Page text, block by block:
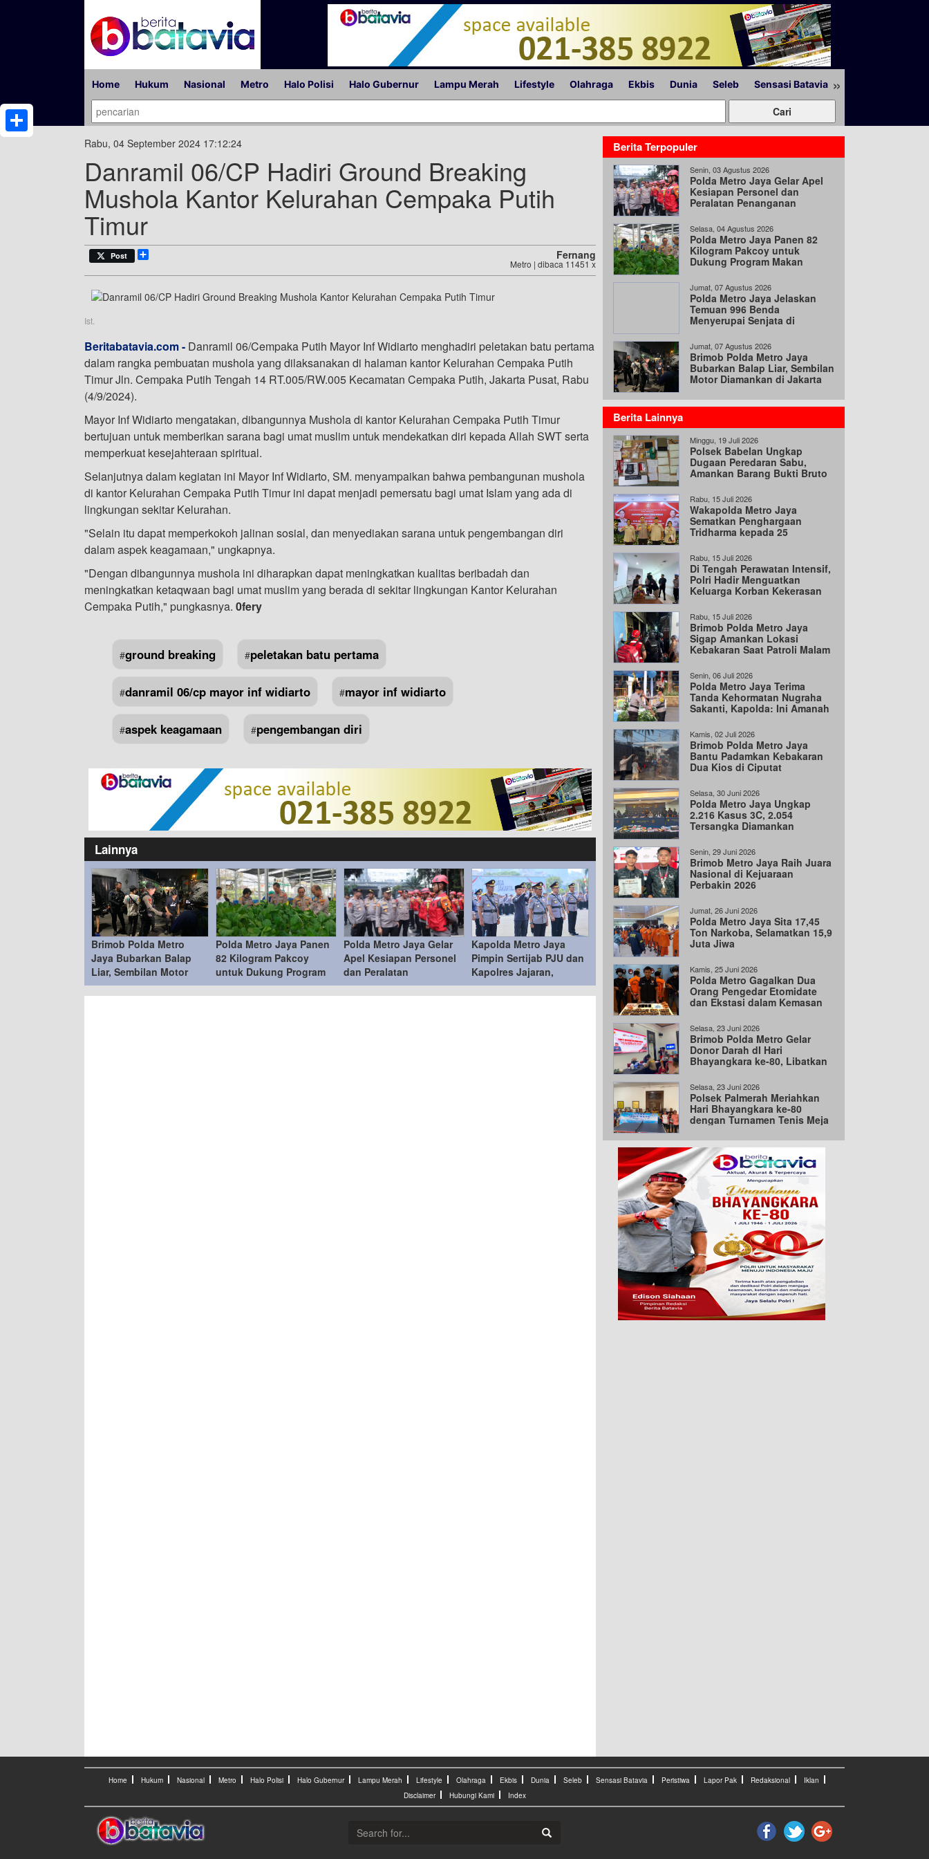
Home Hukum Nasional Metro Halo Polisi Halo Gubernur Lampu Merah Lifestyle Olahraga Ekbis Dunia Seleb Sensasi Batavia »
Rabu, 04 September 2024 17:12:24
Danramil 06/CP Hadiri Ground Breaking
Mushola Kantor Kelurahan Cempaka Putih
Timur
Post Fernang
Metro | dibaca 11451 x
Ist.
Beritabatavia.com - Danramil 06/Cempaka Putih Mayor Inf Widiarto menghadiri peletakan batu pertama
dalam rangka pembuatan mushola yang dilaksanakan di halaman kantor Kelurahan Cempaka Putih
Timur Jln. Cempaka Putih Tengah 14 RT.005/RW.005 Kecamatan Cempaka Putih, Jakarta Pusat, Rabu
(4/9/2024).
Mayor Inf Widiarto mengatakan, dibangunnya Mushola di kantor Kelurahan Cempaka Putih Timur
bertujuan untuk memberikan sarana bagi umat muslim untuk mendekatkan diri kepada Allah SWT serta
memperkuat kesejahteraan spiritual.
Selanjutnya dalam kegiatan ini Mayor Inf Widiarto, SM. menyampaikan bahwa pembangunan mushola
di kantor Kelurahan Cempaka Putih Timur ini dapat menjadi pemersatu bagi umat Islam yang ada di
lingkungan sekitar Kelurahan.
"Selain itu dapat memperkokoh jalinan sosial, dan menyediakan sarana untuk pengembangan diri
dalam aspek keagamaan," ungkapnya.
"Dengan dibangunnya mushola ini diharapkan dapat meningkatkan kualitas beribadah dan
meningkatkan ketaqwaan bagi umat muslim yang berada di sekitar lingkungan Kantor Kelurahan
Cempaka Putih," pungkasnya. 0fery
Share
#ground breaking #peletakan batu pertama
#danramil 06/cp mayor inf widiarto #mayor inf widiarto
#aspek keagamaan #pengembangan diri
Lainnya
Brimob Polda Metro
Jaya Bubarkan Balap
Liar, Sembilan Motor
Diamankan di Jakarta
Timur
Polda Metro Jaya Panen
82 Kilogram Pakcoy
untuk Dukung Program
Makan Bergizi Gratis
Polda Metro Jaya Gelar
Apel Kesiapan Personel
dan Peralatan
Penanganan Bencana
Kapolda Metro Jaya
Pimpin Sertijab PJU dan
Kapolres Jajaran,
Penyegaran Organisasi
Berita Terpopuler
Senin, 03 Agustus 2026
Polda Metro Jaya Gelar Apel
Kesiapan Personel dan
Peralatan Penanganan
Selasa, 04 Agustus 2026
Polda Metro Jaya Panen 82
Kilogram Pakcoy untuk
Dukung Program Makan
Jumat, 07 Agustus 2026
Polda Metro Jaya Jelaskan
Temuan 996 Benda
Menyerupai Senjata di
Jumat, 07 Agustus 2026
Brimob Polda Metro Jaya
Bubarkan Balap Liar, Sembilan
Motor Diamankan di Jakarta
Berita Lainnya
Minggu, 19 Juli 2026
Polsek Babelan Ungkap
Dugaan Peredaran Sabu,
Amankan Barang Bukti Bruto
Rabu, 15 Juli 2026
Wakapolda Metro Jaya
Sematkan Penghargaan
Tridharma kepada 25
Rabu, 15 Juli 2026
Di Tengah Perawatan Intensif,
Polri Hadir Menguatkan
Keluarga Korban Kekerasan
Rabu, 15 Juli 2026
Brimob Polda Metro Jaya
Sigap Amankan Lokasi
Kebakaran Saat Patroli Malam
Senin, 06 Juli 2026
Polda Metro Jaya Terima
Tanda Kehormatan Nugraha
Sakanti, Kapolda: Ini Amanah
Kamis, 02 Juli 2026
Brimob Polda Metro Jaya
Bantu Padamkan Kebakaran
Dua Kios di Ciputat
Selasa, 30 Juni 2026
Polda Metro Jaya Ungkap
2.216 Kasus 3C, 2.054
Tersangka Diamankan
Senin, 29 Juni 2026
Brimob Metro Jaya Raih Juara
Nasional di Kejuaraan
Perbakin 2026
Jumat, 26 Juni 2026
Polda Metro Jaya Sita 17,45
Ton Narkoba, Selamatkan 15,9
Juta Jiwa
Kamis, 25 Juni 2026
Polda Metro Gagalkan Dua
Orang Pengedar Etomidate
dan Ekstasi dalam Kemasan
Selasa, 23 Juni 2026
Brimob Polda Metro Gelar
Donor Darah dI Hari
Bhayangkara ke-80, Libatkan
Selasa, 23 Juni 2026
Polsek Palmerah Meriahkan
Hari Bhayangkara ke-80
dengan Turnamen Tenis Meja
Home Hukum Nasional Metro Halo Polisi Halo Gubernur Lampu Merah Lifestyle Olahraga Ekbis Dunia Seleb Sensasi Batavia Peristiwa Lapor Pak Redaksional
Iklan
Disclaimer
Hubungi Kami Index